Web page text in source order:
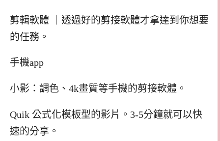
剪輯軟體 ｜ 透過好的剪接軟體才拿達到你想要
的任務。
手機app
小影：調色、4k畫質等手機的剪接軟體。
Quik 公式化模板型的影片。3-5分鐘就可以快
速的分享。